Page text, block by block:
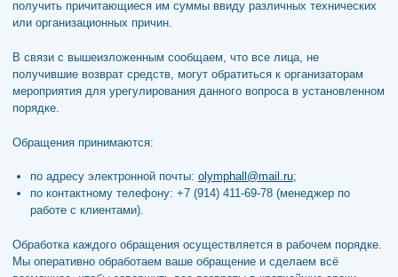
получить причитающиеся им суммы ввиду различных технических
или организационных причин.
В связи с вышеизложенным сообщаем, что все лица, не
получившие возврат средств, могут обратиться к организаторам
мероприятия для урегулирования данного вопроса в установленном
порядке.
Обращения принимаются:
по адресу электронной почты: olymphall@mail.ru;
по контактному телефону: +7 (914) 411-69-78 (менеджер по
работе с клиентами).
Обработка каждого обращения осуществляется в рабочем порядке.
Мы оперативно обработаем ваше обращение и сделаем всё